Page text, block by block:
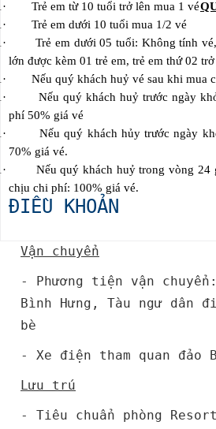
·
Trẻ em từ 10 tuổi trở lên mua 1 vé
·
Trẻ em dưới 10 tuổi mua 1/2 vé
·
Trẻ em dưới 05 tuổi: Không tính
lớn được kèm 01 trẻ em, trẻ em thứ 02
·
Nếu quý khách huỷ vé sau khi mua
·
Nếu quý khách huỷ trước ngày
phí 50% giá vé
·
Nếu quý khách hủy trước ngày
70% giá vé.
·
Nếu quý khách huỷ trong vòng 24
chịu chi phí: 100% giá vé.
ĐIỀU KHOẢN
Vận chuyển
- Phương tiện vận
Bình Hưng, Tàu ngư dân
bè
- Xe điện tham quan đảo
Lưu trú
- Tiêu chuẩn phòng